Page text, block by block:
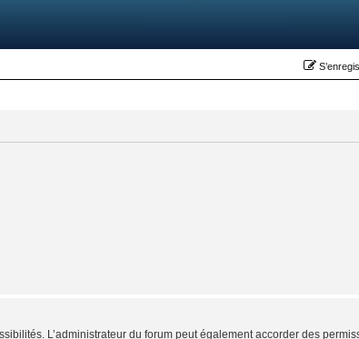
L’administrateur du forum peut également accorder des